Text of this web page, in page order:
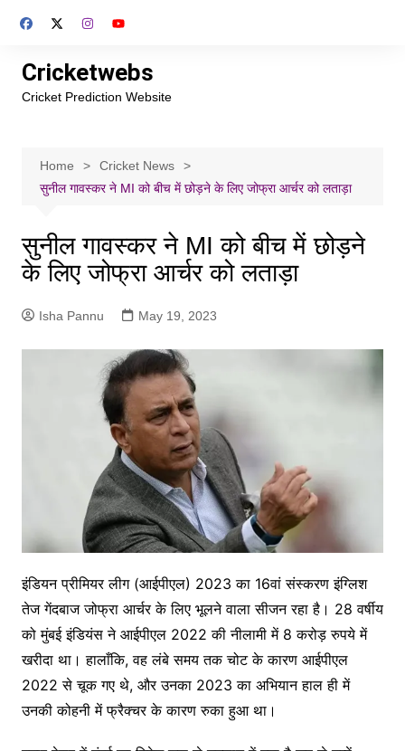
Cricketwebs
Cricket Prediction Website
Home
Cricket News
सुनील गावस्कर ने MI को बीच में छोड़ने के लिए जोफ्रा आर्चर को लताड़ा
सुनील गावस्कर ने MI को बीच में छोड़ने
के लिए जोफ्रा आर्चर को लताड़ा
Isha Pannu May 19, 2023
इंडियन प्रीमियर लीग (आईपीएल) 2023 का 16वां संस्करण इंग्लिश
तेज गेंदबाज जोफ्रा आर्चर के लिए भूलने वाला सीजन रहा है। 28 वर्षीय
को मुंबई इंडियंस ने आईपीएल 2022 की नीलामी में 8 करोड़ रुपये में
खरीदा था। हालाँकि, वह लंबे समय तक चोट के कारण आईपीएल
2022 से चूक गए थे, और उनका 2023 का अभियान हाल ही में
उनकी कोहनी में फ्रैक्चर के कारण रुका हुआ था।